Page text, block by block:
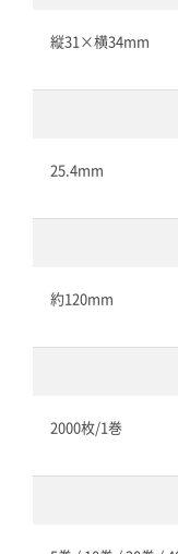
縦31×横34mm
25.4mm
約120mm
2000枚/1巻